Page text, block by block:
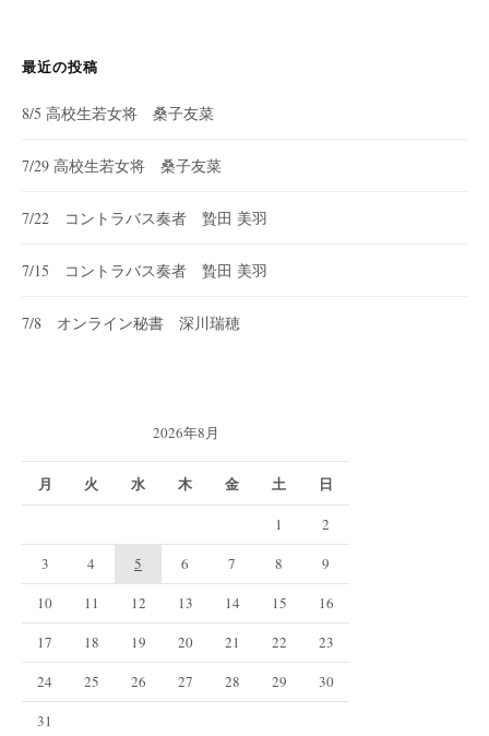
最近の投稿
8/5 高校生若女将 桑子友菜
7/29 高校生若女将 桑子友菜
7/22 コントラバス奏者 贄田 美羽
7/15 コントラバス奏者 贄田 美羽
7/8 オンライン秘書 深川瑞穂
2026年8月
月 火 水 木 金 土 日
1
2
3
4 5 6 7 8
9
10
11 12 13 14 15
16
17
18 19 20 21 22
23
24
25 26 27 28 29
30
31